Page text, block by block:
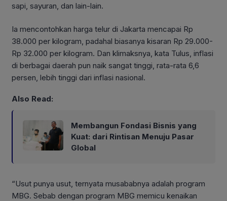
sapi, sayuran, dan lain-lain.
Ia mencontohkan harga telur di Jakarta mencapai Rp
38.000 per kilogram, padahal biasanya kisaran Rp 29.000-
Rp 32.000 per kilogram. Dan klimaksnya, kata Tulus, inflasi
di berbagai daerah pun naik sangat tinggi, rata-rata 6,6
persen, lebih tinggi dari inflasi nasional.
Also Read:
Membangun Fondasi Bisnis yang
Kuat: dari Rintisan Menuju Pasar
Global
“Usut punya usut, ternyata musababnya adalah program
MBG. Sebab dengan program MBG memicu kenaikan